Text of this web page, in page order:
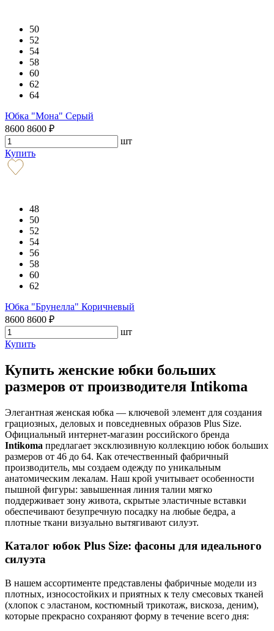
50
52
54
58
60
62
64
Юбка "Мона" Серый
8600 8600 ₽
шт
Купить
48
50
52
54
56
58
60
62
Юбка "Брунелла" Коричневый
8600 8600 ₽
шт
Купить
Купить женские юбки больших
размеров от производителя Intikoma
Элегантная женская юбка — ключевой элемент для создания
грациозных, деловых и повседневных образов Plus Size.
Официальный интернет-магазин российского бренда
Intikoma предлагает эксклюзивную коллекцию юбок больших
размеров от 46 до 64. Как отечественный фабричный
производитель, мы создаем одежду по уникальным
анатомическим лекалам. Наш крой учитывает особенности
пышной фигуры: завышенная линия талии мягко
поддерживает зону живота, скрытые эластичные вставки
обеспечивают безупречную посадку на любые бедра, а
плотные ткани визуально вытягивают силуэт.
Каталог юбок Plus Size: фасоны для идеального
силуэта
В нашем ассортименте представлены фабричные модели из
плотных, износостойких и приятных к телу смесовых тканей
(хлопок с эластаном, костюмный трикотаж, вискоза, деним),
которые прекрасно сохраняют форму в течение всего дня: